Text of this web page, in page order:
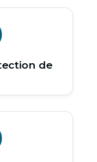
de